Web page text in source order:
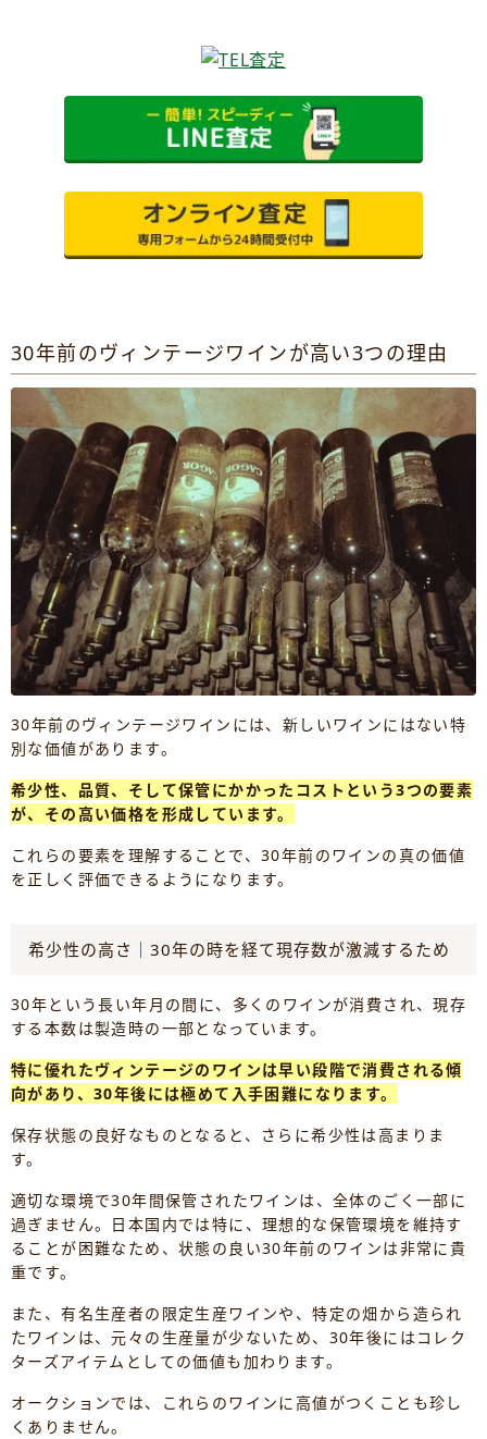
30年前のヴィンテージワインが高い3つの理由
30年前のヴィンテージワインには、新しいワインにはない特
別な価値があります。
希少性、品質、そして保管にかかったコストという3つの要素
が、その高い価格を形成しています。
これらの要素を理解することで、30年前のワインの真の価値
を正しく評価できるようになります。
希少性の高さ｜30年の時を経て現存数が激減するため
30年という長い年月の間に、多くのワインが消費され、現存
する本数は製造時の一部となっています。
特に優れたヴィンテージのワインは早い段階で消費される傾
向があり、30年後には極めて入手困難になります。
保存状態の良好なものとなると、さらに希少性は高まりま
す。
適切な環境で30年間保管されたワインは、全体のごく一部に
過ぎません。日本国内では特に、理想的な保管環境を維持す
ることが困難なため、状態の良い30年前のワインは非常に貴
重です。
また、有名生産者の限定生産ワインや、特定の畑から造られ
たワインは、元々の生産量が少ないため、30年後にはコレク
ターズアイテムとしての価値も加わります。
オークションでは、これらのワインに高値がつくことも珍し
くありません。